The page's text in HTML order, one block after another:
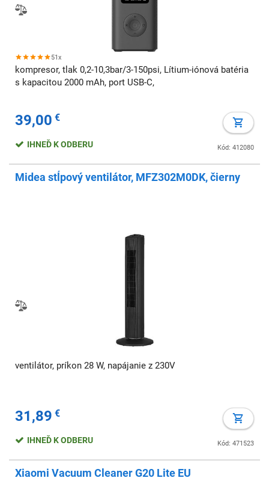
51x
kompresor, tlak 0,2-10,3bar/3-150psi, Lítium-iónová batéria
s kapacitou 2000 mAh, port USB-C,
39,00 €
Kód: 412080
IHNEĎ K ODBERU
Midea stĺpový ventilátor, MFZ302M0DK, čierny
ventilátor, príkon 28 W, napájanie z 230V
31,89 €
Kód: 471523
IHNEĎ K ODBERU
Xiaomi Vacuum Cleaner G20 Lite EU